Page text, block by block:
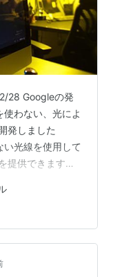
28 Googleの発
わない、光によ
発しました
光線を使用して
提供できます
上の微小な発
しています。こ
離れたデバイス
よる光ファイバ
り大型のLig…